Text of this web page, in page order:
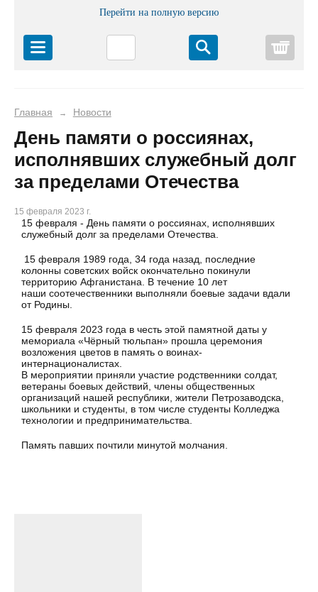
Перейти на полную версию
Главная → Новости
День памяти о россиянах,
исполнявших служебный долг
за пределами Отечества
15 февраля 2023 г.
15 февраля - День памяти о россиянах, исполнявших
служебный долг за пределами Отечества.
15 февраля 1989 года, 34 года назад, последние
колонны советских войск окончательно покинули
территорию Афганистана. В течение 10 лет
наши соотечественники выполняли боевые задачи вдали
от Родины.
15 февраля 2023 года в честь этой памятной даты у
мемориала «Чёрный тюльпан» прошла церемония
возложения цветов в память о воинах-
интернационалистах.
В мероприятии приняли участие родственники солдат,
ветераны боевых действий, члены общественных
организаций нашей республики, жители Петрозаводска,
школьники и студенты, в том числе студенты Колледжа
технологии и предпринимательства.
Память павших почтили минутой молчания.